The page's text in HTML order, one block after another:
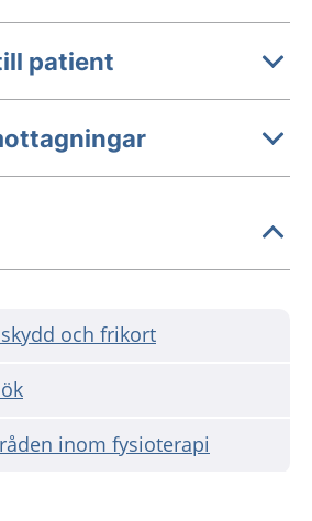
patient
och frikort
inom fysioterapi